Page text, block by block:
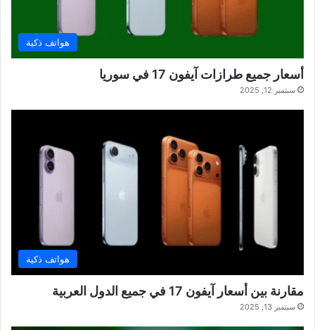
هواتف ذكية
أسعار جميع طرازات آيفون 17 في سوريا
سبتمبر 12, 2025
هواتف ذكية
مقارنة بين أسعار آيفون 17 في جميع الدول العربية
سبتمبر 13, 2025